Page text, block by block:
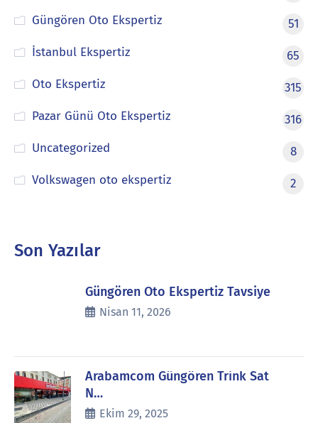
Güngören Oto Ekspertiz
51
İstanbul Ekspertiz
65
Oto Ekspertiz
315
Pazar Günü Oto Ekspertiz
316
Uncategorized
8
Volkswagen oto ekspertiz
2
Son Yazılar
Güngören Oto Ekspertiz Tavsiye
Nisan 11, 2026
Arabamcom Güngören Trink Sat
N…
Ekim 29, 2025